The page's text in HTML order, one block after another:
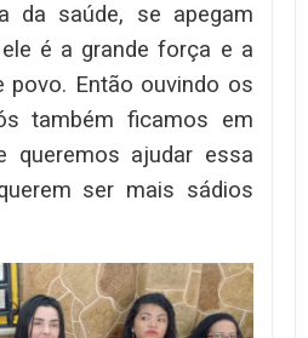
da saúde, se apegam
é a grande força e a
povo. Então ouvindo os
também ficamos em
queremos ajudar essa
ser mais sádios